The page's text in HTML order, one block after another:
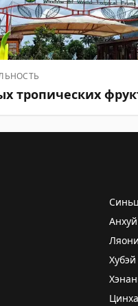
тропических
Анхуй
Хубэй